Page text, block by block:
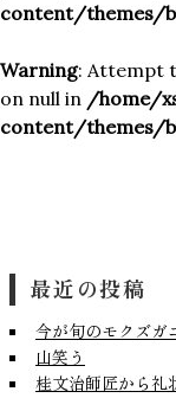
content/themes/
Warning: Attempt
on null in /home/
content/themes/
最近の投稿
今が旬のモクズガ
山笑う
桂文治師匠から礼